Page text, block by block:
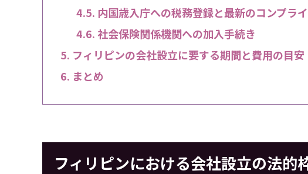
内国歳入庁への税務登録と最新のコンプラ
社会保険関係機関への加入手続き
フィリピンの会社設立に要する期間と費用の目安
まとめ
フィリピンにおける会社設立の法的